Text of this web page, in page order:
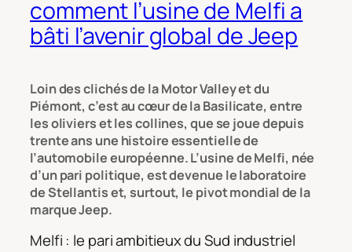
comment l’usine de Melfi a
bâti l’avenir global de Jeep
Loin des clichés de laMotor Valleyet du
Piémont, c’est au cœur de la Basilicate, entre
les oliviers et les collines, que se joue depuis
trente ans une histoire essentielle de
l’automobile européenne. L’usine de Melfi, née
d’un pari politique, est devenue le laboratoire
de Stellantis et, surtout, le pivot mondial de la
marque Jeep.
Melfi : le pari ambitieux du Sud industriel